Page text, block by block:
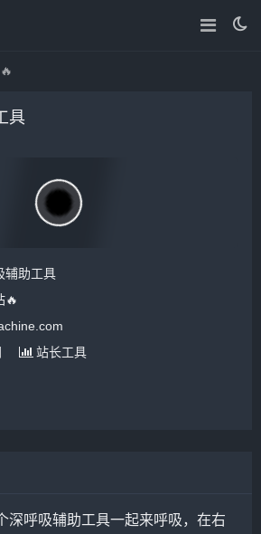
具
辅助工具
🔥
站长工具
深呼吸辅助工具一起来呼吸，在右